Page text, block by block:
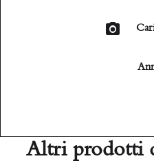
Altri prodotti